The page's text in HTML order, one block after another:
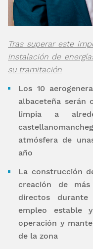
Tras superar este
instalación de
su tramitación
Los 10
albaceteña serán
limpia a
atmósfera de
año
La construcción
creación de
directos
empleo estable
operación y
de la zona